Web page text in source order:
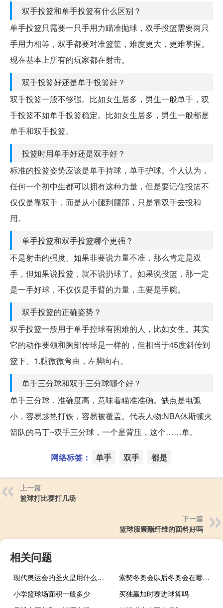
双手投篮和单手投篮有什么区别？
单手投篮只需要一只手用力瞄准抛球，双手投篮需要两只
手用力相等，双手都要对准篮筐，难度更大，更难掌握。
现在基本上所有的玩家都在射击。
双手投篮好还是单手投篮好？
双手投篮一般不够强。比如女生居多，男生一般单手，双
手投篮不如单手投篮稳定。比如女生居多，男生一般都是
单手和双手投篮。
投篮时用单手好还是双手好？
标准的投篮姿势应该是单手持球，单手护球。个人认为，
任何一个初中生都可以拥有这种力量，但是要记住投篮不
仅仅是靠双手，而是从小腿到腰部，只是靠双手去投和
用。
单手投篮和双手投篮哪个更强？
不是射击的强度。如果非要说力量不准，那么肯定是双
手，但如果说投篮，就不说扔球了。如果说投篮，那一定
是一手好球，不仅仅是手臂的力量，主要是手腕。
双手投篮的正确姿势？
双手投篮一般用于单手控球有困难的人，比如女生。其实
它的动作要领和胸部传球是一样的，但相当于45度斜传到
篮下。1.腿微微弯曲，左脚向右。
单手三分球和双手三分球哪个好？
单手三分球，准确度高，意味着瞄准准确。缺点是电弧
小，容易趁热打铁，容易被覆盖。代表人物:NBA休斯顿火
箭队的马丁~双手三分球，一个是背压，这个……单。
网络标签： 单手 双手 都是
上一篇
篮球打比赛打几场
下一篇
篮球服聚酯纤维的面料好吗
相关问题
现代奥运会的圣火是用什么取的
索契冬奥会以后冬奥会在哪里举办
小学篮球场面积一般多少
买独赢加时赛进球算吗